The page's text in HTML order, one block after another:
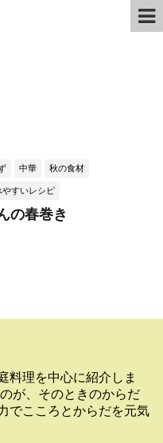
中華 秋の食材
やすいレシピ
の春巻き
料理を中心に紹介しま
が、そのときのからだ
でこころとからだを元気